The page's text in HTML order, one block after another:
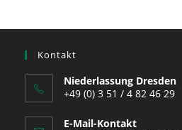
Kontakt
Niederlassung Dresden
+49 (0) 3 51 / 4 82 46 29
E-Mail-Kontakt